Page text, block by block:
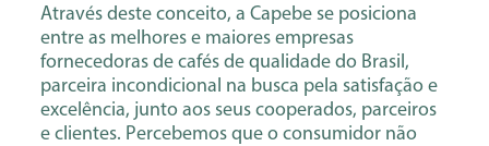
Através deste conceito, a Capebe se posiciona
entre as melhores e maiores empresas
fornecedoras de cafés de qualidade do Brasil,
parceira incondicional na busca pela satisfação e
excelência, junto aos seus cooperados, parceiros
e clientes. Percebemos que o consumidor não